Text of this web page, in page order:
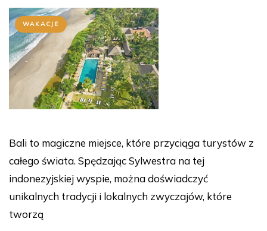
WAKACJE
Bali to magiczne miejsce, które przyciąga turystów z
całego świata. Spędzając Sylwestra na tej
indonezyjskiej wyspie, można doświadczyć
unikalnych tradycji i lokalnych zwyczajów, które
tworzą